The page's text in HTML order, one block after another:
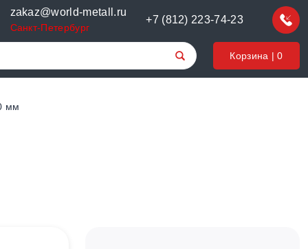
zakaz@world-metall.ru
Санкт-Петербург
+7 (812) 223-74-23
Корзина |0
мм